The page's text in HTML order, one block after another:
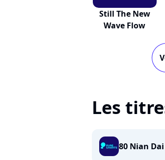
Still The New
Wave Flow
Les
80 Nian Dai